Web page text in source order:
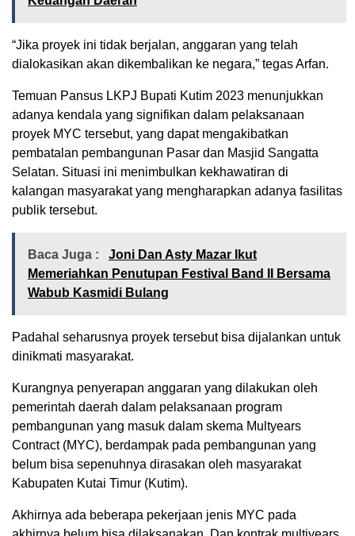
“Jika proyek ini tidak berjalan, anggaran yang telah
dialokasikan akan dikembalikan ke negara,” tegas Arfan.
Temuan Pansus LKPJ Bupati Kutim 2023 menunjukkan
adanya kendala yang signifikan dalam pelaksanaan
proyek MYC tersebut, yang dapat mengakibatkan
pembatalan pembangunan Pasar dan Masjid Sangatta
Selatan. Situasi ini menimbulkan kekhawatiran di
kalangan masyarakat yang mengharapkan adanya fasilitas
publik tersebut.
Baca Juga :
Joni Dan Asty Mazar Ikut
Memeriahkan Penutupan Festival Band II Bersama
Wabub Kasmidi Bulang
Padahal seharusnya proyek tersebut bisa dijalankan untuk
dinikmati masyarakat.
Kurangnya penyerapan anggaran yang dilakukan oleh
pemerintah daerah dalam pelaksanaan program
pembangunan yang masuk dalam skema Multyears
Contract (MYC), berdampak pada pembangunan yang
belum bisa sepenuhnya dirasakan oleh masyarakat
Kabupaten Kutai Timur (Kutim).
Akhirnya ada beberapa pekerjaan jenis MYC pada